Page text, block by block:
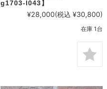
g1703-l043】
¥28,000(税込 ¥30,800)
在庫 1台